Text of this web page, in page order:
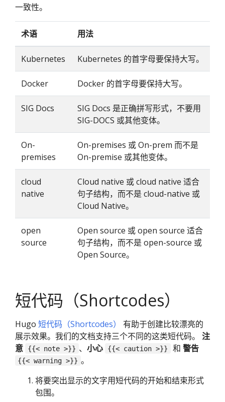
一致性。
术语 用法
Kubernetes Kubernetes 的首字母要保持大写。
Docker Docker 的首字母要保持大写。
SIG Docs
SIG Docs 是正确拼写形式，不要用
SIG-DOCS 或其他变体。
On-
premises
On-premises 或 On-prem 而不是
On-premise 或其他变体。
cloud
native
Cloud native 或 cloud native 适合
句子结构，而不是 cloud-native 或
Cloud Native。
open
source
Open source 或 open source 适合
句子结构，而不是 open-source 或
Open Source。
短代码（Shortcodes）
Hugo 短代码（Shortcodes）
有助于创建比较漂亮的
展示效果。我们的文档支持三个不同的这类短代码。 注
意
{{< note >}} 、 小心 {{< caution >}} 和 警告
{{< warning >}} 。
将要突出显示的文字用短代码的开始和结束形式
包围。